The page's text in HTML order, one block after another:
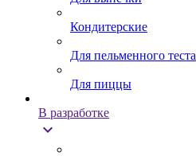
Кондитерские
Для пельменного теста
Для пиццы
В разработке
expand_more